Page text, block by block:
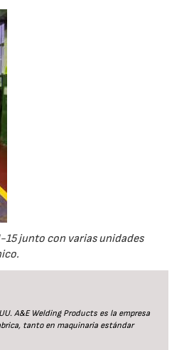
15 junto con varias unidades
A&E Welding Products es la empresa
tanto en maquinaria estándar